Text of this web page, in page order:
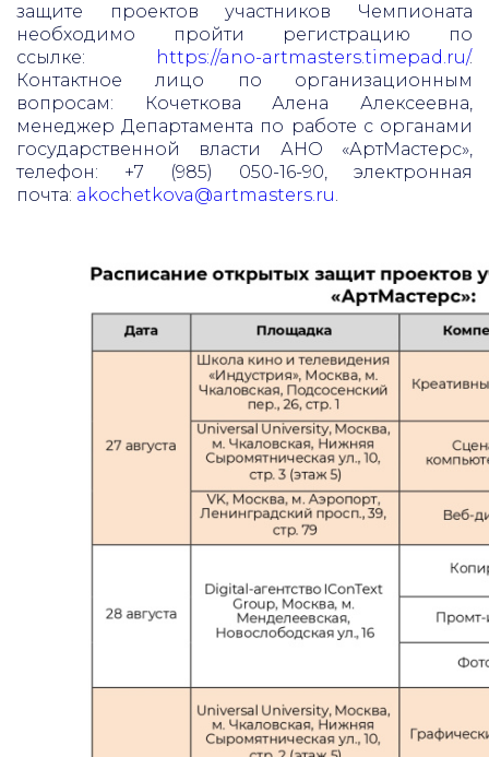
защите проектов участников Чемпионата
необходимо пройти регистрацию по
ссылке:
https://ano-artmasters.timepad.ru/.
Контактное лицо по организационным
вопросам: Кочеткова Алена Алексеевна,
менеджер Департамента по работе с органами
государственной власти АНО «АртМастерс»,
телефон: +7 (985) 050-16-90, электронная
почта: akochetkova@artmasters.ru.